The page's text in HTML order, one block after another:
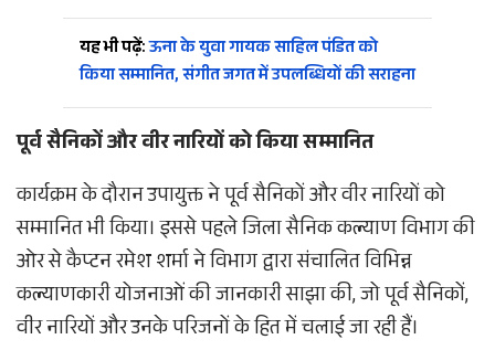
यह भी पढ़ें:ऊना के युवा गायक साहिल पंडित को
किया सम्मानित, संगीत जगत में उपलब्धियों की सराहना
पूर्व सैनिकों और वीर नारियों को किया सम्मानित
कार्यक्रम के दौरान उपायुक्त ने पूर्व सैनिकों और वीर नारियों को
सम्मानित भी किया। इससे पहले जिला सैनिक कल्याण विभाग की
ओर से कैप्टन रमेश शर्मा ने विभाग द्वारा संचालित विभिन्न
कल्याणकारी योजनाओं की जानकारी साझा की, जो पूर्व सैनिकों,
वीर नारियों और उनके परिजनों के हित में चलाई जा रही हैं।